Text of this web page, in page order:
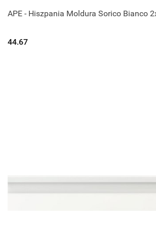
APE - Hiszpania Moldura Sorico Bianco
44.67